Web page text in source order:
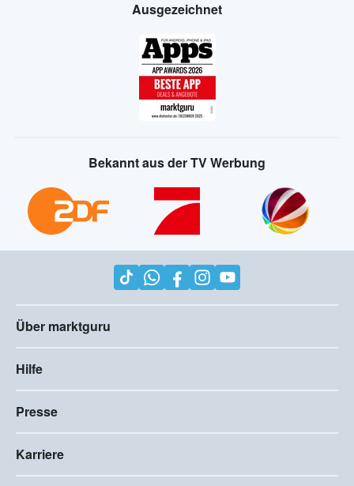
Ausgezeichnet
Bekannt aus der TV Werbung
Über marktguru
Hilfe
Presse
Karriere